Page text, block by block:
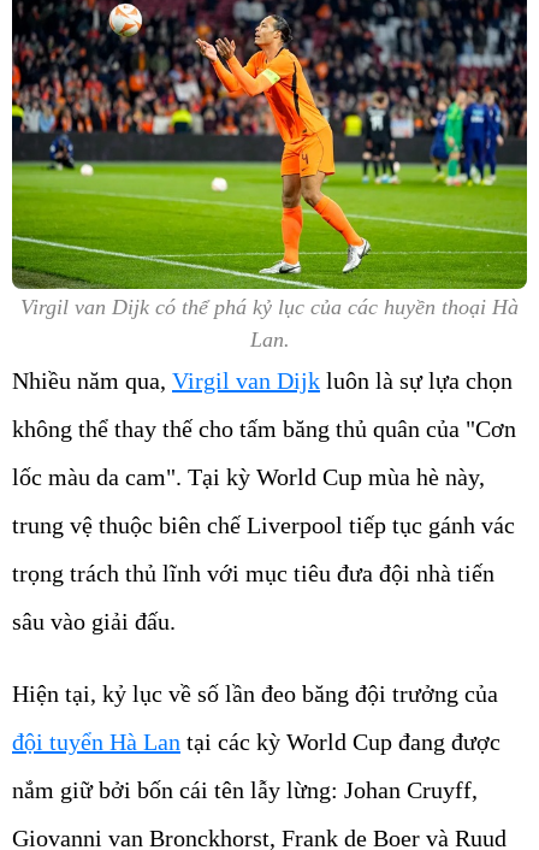
Virgil van Dijk có thể phá kỷ lục của các huyền thoại Hà
Lan.
Nhiều năm qua, Virgil van Dijk luôn là sự lựa chọn
không thể thay thế cho tấm băng thủ quân của "Cơn
lốc màu da cam". Tại kỳ World Cup mùa hè này,
trung vệ thuộc biên chế Liverpool tiếp tục gánh vác
trọng trách thủ lĩnh với mục tiêu đưa đội nhà tiến
sâu vào giải đấu.
Hiện tại, kỷ lục về số lần đeo băng đội trưởng của
đội tuyển Hà Lan tại các kỳ World Cup đang được
nắm giữ bởi bốn cái tên lẫy lừng: Johan Cruyff,
Giovanni van Bronckhorst, Frank de Boer và Ruud